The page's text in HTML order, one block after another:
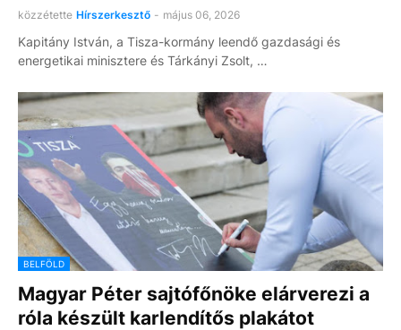
közzétette Hírszerkesztő - május 06, 2026
Kapitány István, a Tisza-kormány leendő gazdasági és
energetikai minisztere és Tárkányi Zsolt, …
BELFÖLD
Magyar Péter sajtófőnöke elárverezi a
róla készült karlendítős plakátot